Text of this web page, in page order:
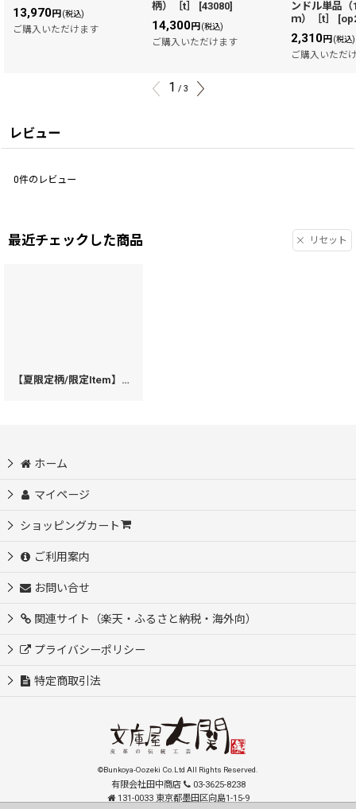
13,970円 (税込)
ご購入いただけます
柄）［t］
[43080]
14,300円 (税込)
ご購入いただけます
ンドル単品
ｍ）［t］
[
2,310円 (税込)
ご購入いただ
1 / 3
レビュー
0件のレビュー
最近チェックした商品 リセット
【夏限定柄/限定Item】海はひろいな がま口ハンドルクラッチ（金唐柄）
ホーム
マイページ
ショッピングカート
ご利用案内
お問い合せ
関連サイト（楽天・ふるさと納税・海外向）
プライバシーポリシー
特定商取引法
©Bunkoya-Oozeki Co.Ltd All Rights Reserved.
有限会社田中商店
03-3625-8238
131-0033 東京都墨田区向島1-15-9